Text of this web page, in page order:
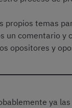
propios temas
un comentario y
opositores y
ya